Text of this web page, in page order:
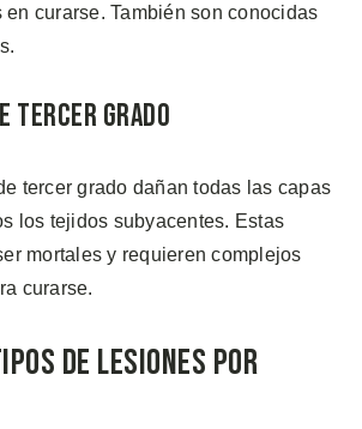
en curarse. También son conocidas
Tercer Grado
tercer grado dañan todas las capas
los tejidos subyacentes. Estas
mortales y requieren complejos
curarse.
de Lesiones por